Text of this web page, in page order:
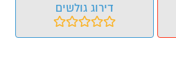
דירוג גולשים